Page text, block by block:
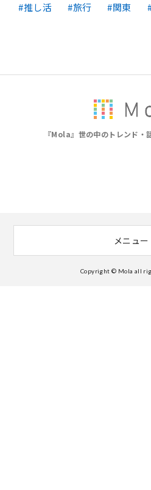
推し活
旅行 関東
『Mola』世の中のトレンド・
メニュー
Copyright © Mola all